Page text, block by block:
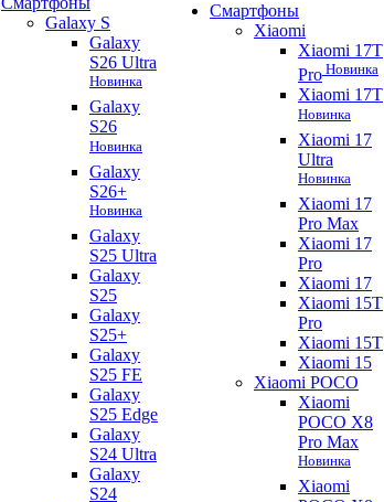
Galaxy S
Galaxy
S26 Ultra
Новинка
Galaxy
S26
Новинка
Galaxy
S26+
Новинка
Galaxy
S25 Ultra
Galaxy
S25
Galaxy
S25+
Galaxy
S25 FE
Galaxy
S25 Edge
Galaxy
S24 Ultra
Galaxy
S24
Смартфоны
Xiaomi
Xiaomi 17T
Pro Новинка
Xiaomi 17T
Новинка
Xiaomi 17
Ultra
Новинка
Xiaomi 17
Pro Max
Xiaomi 17
Pro
Xiaomi 17
Xiaomi 15T
Pro
Xiaomi 15T
Xiaomi 15
Xiaomi POCO
Xiaomi
POCO X8
Pro Max
Новинка
Xiaomi